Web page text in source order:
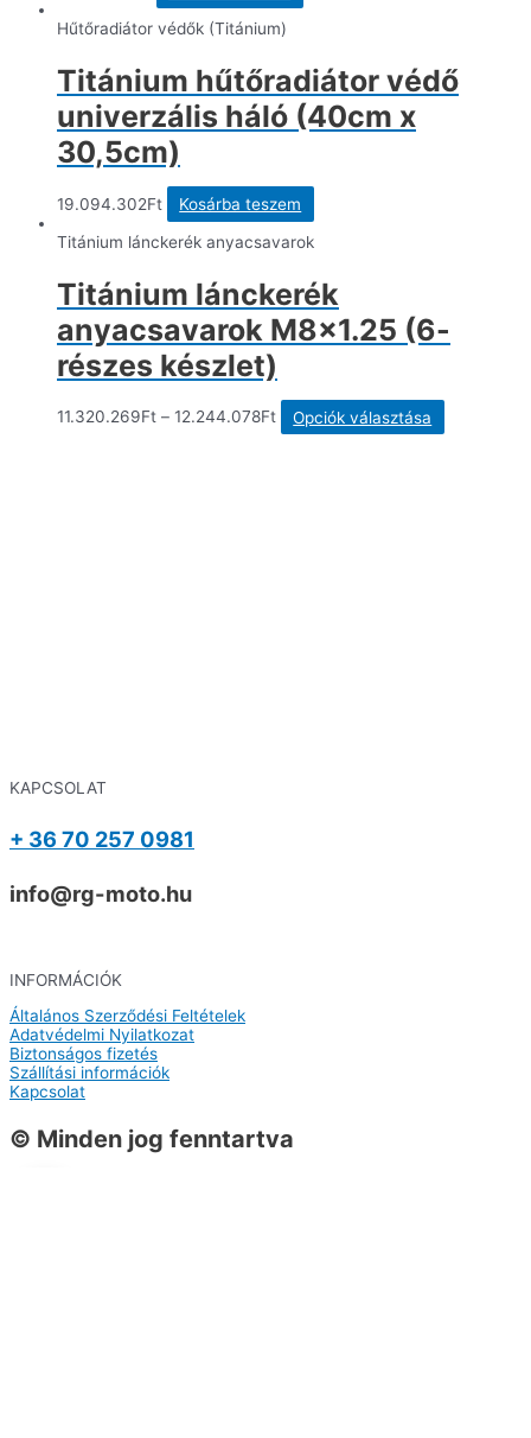
Hűtőradiátor védők (Titánium)
Titánium hűtőradiátor védő
univerzális háló (40cm x
30,5cm)
19.094.302Ft Kosárba teszem
Titánium lánckerék anyacsavarok
Titánium lánckerék
anyacsavarok M8x1.25 (6-
részes készlet)
11.320.269Ft – 12.244.078Ft Opciók választása
a
KAPCSOLAT
+ 36 70 257 0981
info@rg-moto.hu
INFORMÁCIÓK
Általános Szerződési Feltételek
Adatvédelmi Nyilatkozat
Biztonságos fizetés
Szállítási információk
Kapcsolat
© Minden jog fenntartva